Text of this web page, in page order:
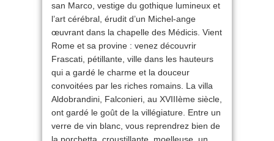
san Marco, vestige du gothique lumineux et
l’art cérébral, érudit d’un Michel-ange
œuvrant dans la chapelle des Médicis. Vient
Rome et sa provine : venez découvrir
Frascati, pétillante, ville dans les hauteurs
qui a gardé le charme et la douceur
convoitées par les riches romains. La villa
Aldobrandini, Falconieri, au XVIIIème siècle,
ont gardé le goût de la villégiature. Entre un
verre de vin blanc, vous reprendrez bien de